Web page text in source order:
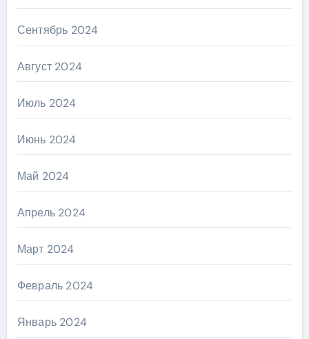
Сентябрь 2024
Август 2024
Июль 2024
Июнь 2024
Май 2024
Апрель 2024
Март 2024
Февраль 2024
Январь 2024